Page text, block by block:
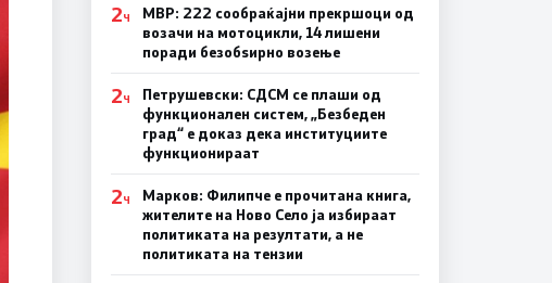
2Ч
МВР: 222 сообраќајни прекршоци од
возачи на мотоцикли, 14 лишени
поради безобѕирно возење
2Ч
Петрушевски: СДСМ се плаши од
функционален систем, „Безбеден
град“ е доказ дека институциите
функционираат
2Ч
Марков: Филипче е прочитана книга,
жителите на Ново Село ја избираат
политиката на резултати, а не
политиката на тензии